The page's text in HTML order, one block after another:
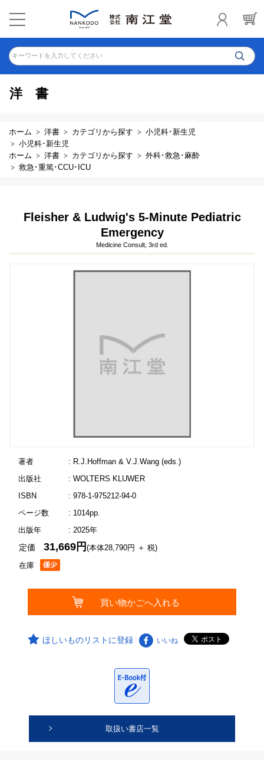
キーワードを入力してください
洋書
ホーム 洋書 カテゴリから探す
小児科･新生児
小児科･新生児
ホーム
洋書 カテゴリから探す
外科･救急･麻酔
救急･重篤･CCU･ICU
Fleisher & Ludwig's 5-Minute Pediatric
Emergency
Medicine Consult, 3rd ed.
著者
: R.J.Hoffman & V.J.Wang (eds.)
出版社
: WOLTERS KLUWER
ISBN
: 978-1-975212-94-0
ページ数
: 1014pp.
出版年
: 2025年
在庫
定価31,669円(本体28,790円 ＋ 税)
ほしいものリストに登録 いいね
取扱い書店一覧